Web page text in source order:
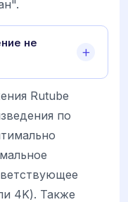
не
Rutube
по
4K). Также